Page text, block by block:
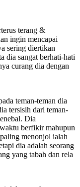
terang &
ingin mencapai
sering diertikan
dia sangat berhati-hati
curang dia dengan
teman-teman dia
tersisih dari teman-
Dia
berfikir mahupun
menonjol ialah
dia adalah seorang
yang tabah dan rela